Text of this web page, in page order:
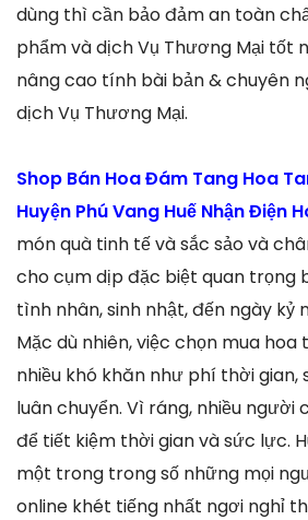
dùng thì cần bảo đảm an toàn
phẩm và dịch Vụ Thương Mại tốt
nâng cao tính bài bản & chuyên
dịch Vụ Thương Mại.
Shop Bán Hoa Đám Tang Hoa
Huyện Phú Vang Huế Nhận Điện
món quà tinh tế và sắc sảo và
cho cụm dịp đặc biệt quan trọng
tình nhân, sinh nhật, đến ngày kỷ
Mặc dù nhiên, việc chọn mua
nhiều khó khăn như phí thời gian,
luân chuyển. Vì ráng, nhiều người
để tiết kiệm thời gian và sức lực.
một trong trong số những mọi
online khét tiếng nhất ngơi nghỉ